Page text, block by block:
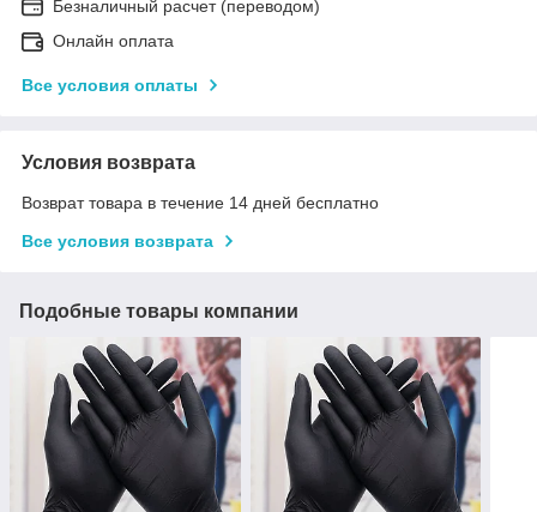
Безналичный расчет (переводом)
Онлайн оплата
Все условия оплаты
Условия возврата
Возврат товара в течение 14 дней бесплатно
Все условия возврата
Подобные товары компании